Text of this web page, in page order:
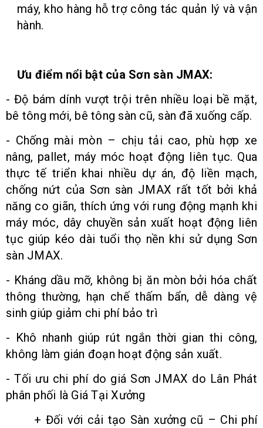
máy, kho hàng hỗ trợ công tác quản lý và vận
hành.
Ưu điểm nổi bật của Sơn sàn JMAX:
- Độ bám dính vượt trội trên nhiều loại bề mặt,
bê tông mới, bê tông sàn cũ, sàn đã xuống cấp.
- Chống mài mòn – chịu tải cao, phù hợp xe
nâng, pallet, máy móc hoạt động liên tục. Qua
thực tế triển khai nhiều dự án, độ liền mạch,
chống nứt của Sơn sàn JMAX rất tốt bởi khả
năng co giãn, thích ứng với rung động mạnh khi
máy móc, dây chuyền sản xuất hoạt động liên
tục giúp kéo dài tuổi thọ nền khi sử dụng Sơn
sàn JMAX.
- Kháng dầu mỡ, không bị ăn mòn bởi hóa chất
thông thường, hạn chế thấm bẩn, dễ dàng vệ
sinh giúp giảm chi phí bảo trì
- Khô nhanh giúp rút ngắn thời gian thi công,
không làm gián đoạn hoạt động sản xuất.
- Tối ưu chi phí do giá Sơn JMAX do Lân Phát
phân phối là Giá Tại Xưởng
+ Đối với cải tạo Sàn xưởng cũ – Chi phí